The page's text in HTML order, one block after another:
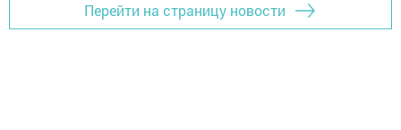
Перейти на страницу новости